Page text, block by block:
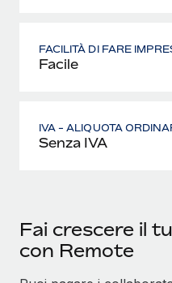
FACILITÀ DI FARE
Facile
IVA - ALIQUOTA
Senza IVA
Fai crescere il
con Remote